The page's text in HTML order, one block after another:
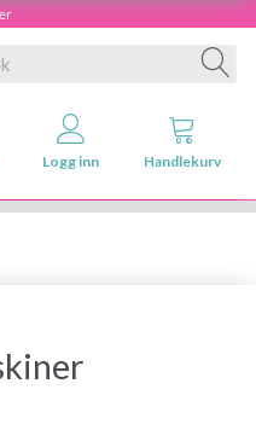
Logg inn Handlekurv